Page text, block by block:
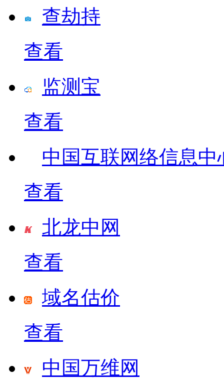
查劫持
查看
监测宝
查看
中国互联网络信息中
查看
北龙中网
查看
域名估价
查看
中国万维网